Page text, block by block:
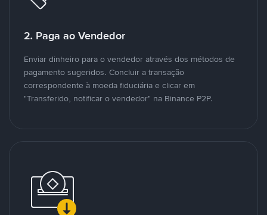
2. Paga ao Vendedor
Enviar dinheiro para o vendedor através dos métodos de
pagamento sugeridos. Concluir a transação
correspondente à moeda fiduciária e clicar em
"Transferido, notificar o vendedor" na Binance P2P.